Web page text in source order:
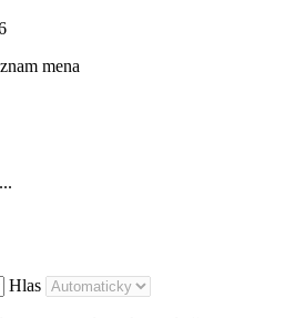
mena
Hlas